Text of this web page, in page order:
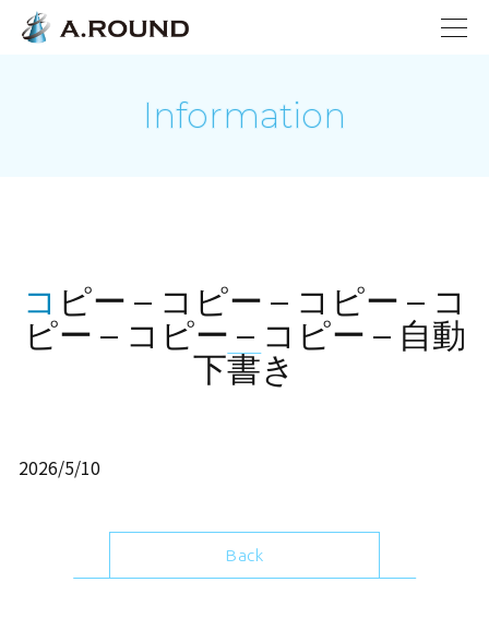
Information
コピー – コピー – コピー – コ
ピー – コピー – コピー – 自動
下書き
2026/5/10
Back